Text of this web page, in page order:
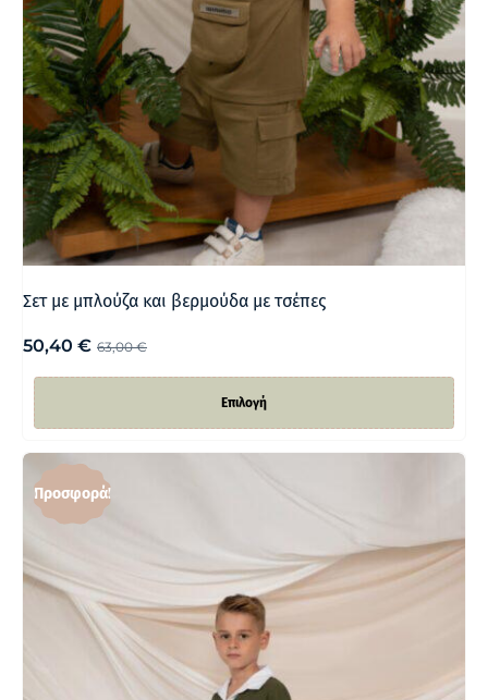
Σετ με μπλούζα και βερμούδα με τσέπες
63,00€
50,40 €
Επιλογή
Προσφορά!